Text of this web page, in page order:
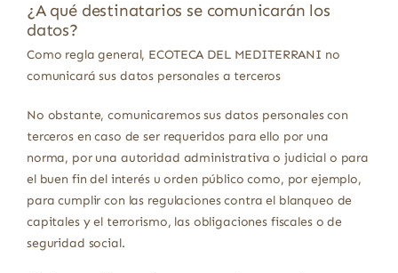
¿A qué destinatarios se comunicarán los
datos?
Como regla general, ECOTECA DEL MEDITERRANI no
comunicará sus datos personales a terceros
No obstante, comunicaremos sus datos personales con
terceros en caso de ser requeridos para ello por una
norma, por una autoridad administrativa o judicial o para
el buen fin del interés u orden público como, por ejemplo,
para cumplir con las regulaciones contra el blanqueo de
capitales y el terrorismo, las obligaciones fiscales o de
seguridad social.